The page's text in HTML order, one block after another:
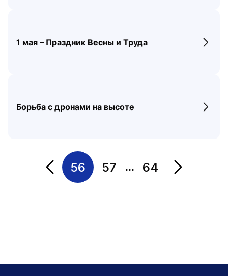
1 мая – Праздник Весны и Труда
Борьба с дронами на высоте
Переход на страницу
56 57 ... 64 Переход на